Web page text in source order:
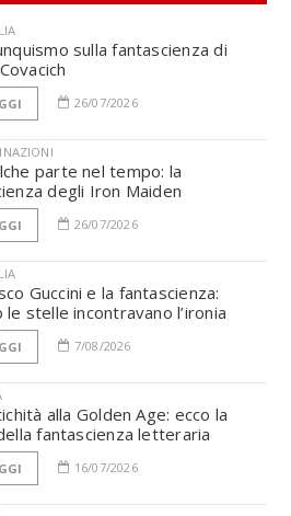
sulla fantascienza di
26/07/2026
parte nel tempo: la
degli Iron Maiden
26/07/2026
Guccini e la fantascienza:
le stelle incontravano l’ironia
7/08/2026
alla Golden Age: ecco la
fantascienza letteraria
16/07/2026